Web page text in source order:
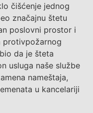
čišćenje jednog
značajnu štetu
poslovni prostor i
protivpožarnog
da je šteta
usluga naše službe
nameštaja,
u kancelariji